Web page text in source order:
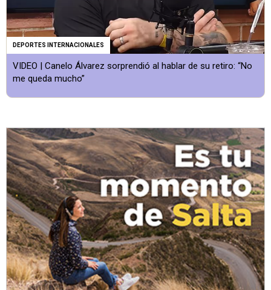
DEPORTES INTERNACIONALES
VIDEO | Canelo Álvarez sorprendió al hablar de su retiro: “No
me queda mucho”